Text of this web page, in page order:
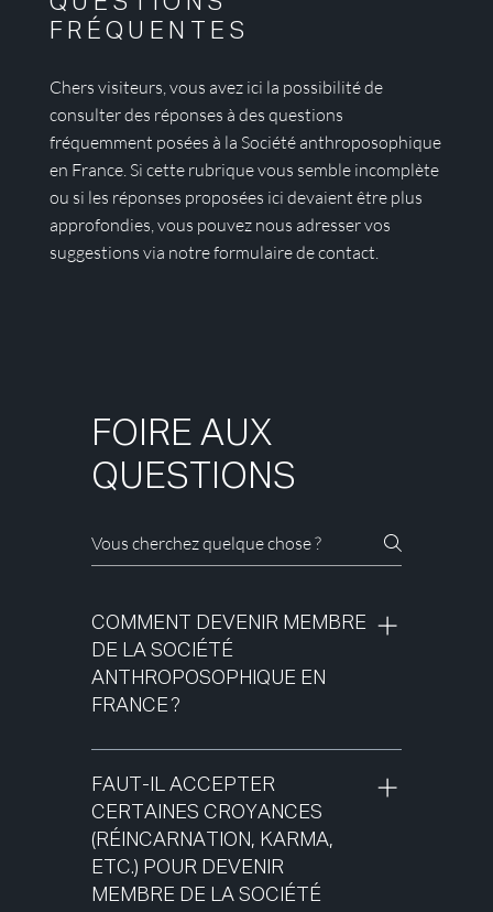
FRÉQUENTES
Chers visiteurs, vous avez ici la possibilité de
consulter des réponses à des questions
fréquemment posées à la Société anthroposophique
en France. Si cette rubrique vous semble incomplète
ou si les réponses proposées ici devaient être plus
approfondies, vous pouvez nous adresser vos
suggestions via notre formulaire de contact.
FOIRE AUX
QUESTIONS
COMMENT DEVENIR MEMBRE
DE LA SOCIÉTÉ
ANTHROPOSOPHIQUE EN
FRANCE ?
La société anthroposophique en
France est d’abord une association de
loi 1901 ouverte à toute personne
souhaitant participer ou favoriser ou
soutenir les activités de la Société.
L'adhésion va de pair avec une
FAUT-IL ACCEPTER
CERTAINES CROYANCES
(RÉINCARNATION, KARMA,
ETC.) POUR DEVENIR
MEMBRE DE LA SOCIÉTÉ